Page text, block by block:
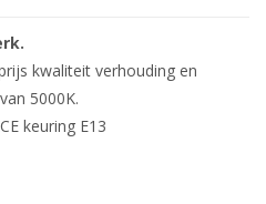
kwaliteit verhouding en
5000K.
keuring E13